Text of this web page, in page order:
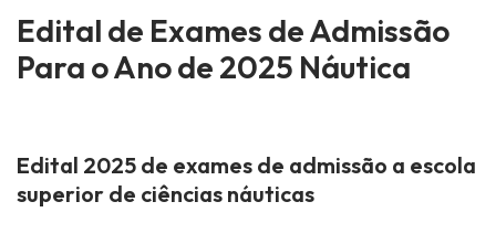
Edital de Exames de Admissão
Para o Ano de 2025 Náutica
Edital 2025 de exames de admissão a escola
superior de ciências náuticas